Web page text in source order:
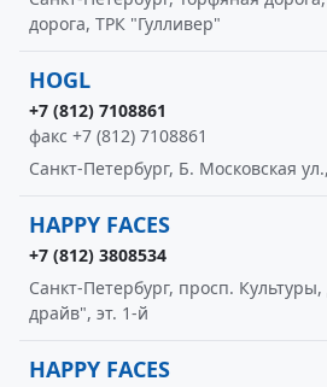
дорога, ТРК "Гулливер"
HOGL
+7 (812) 7108861
факс +7 (812) 7108861
Санкт-Петербург, Б. Московская
HAPPY FACES
+7 (812) 3808534
Санкт-Петербург, просп.
драйв", эт. 1-й
HAPPY FACES